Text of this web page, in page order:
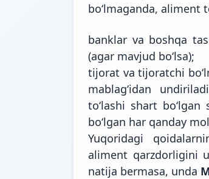
bo‘lmaganda, aliment
banklar va boshqa
(agar mavjud bo‘lsa);
tijorat va tijoratchi
mablag‘idan
to‘lashi shart
bo‘lgan har qanday
Yuqoridagi
aliment qarzdorligini
natija bermasa, unda